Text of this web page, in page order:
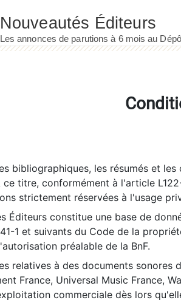
bibliographiques, les résumés et
ce titre, conformément à l'article
strictement réservées à l'usage
Éditeurs constitue une base de
1 et suivants du Code de la
préalable de la BnF.
relatives à des documents sonores
France, Universal Music France,
commerciale dès lors